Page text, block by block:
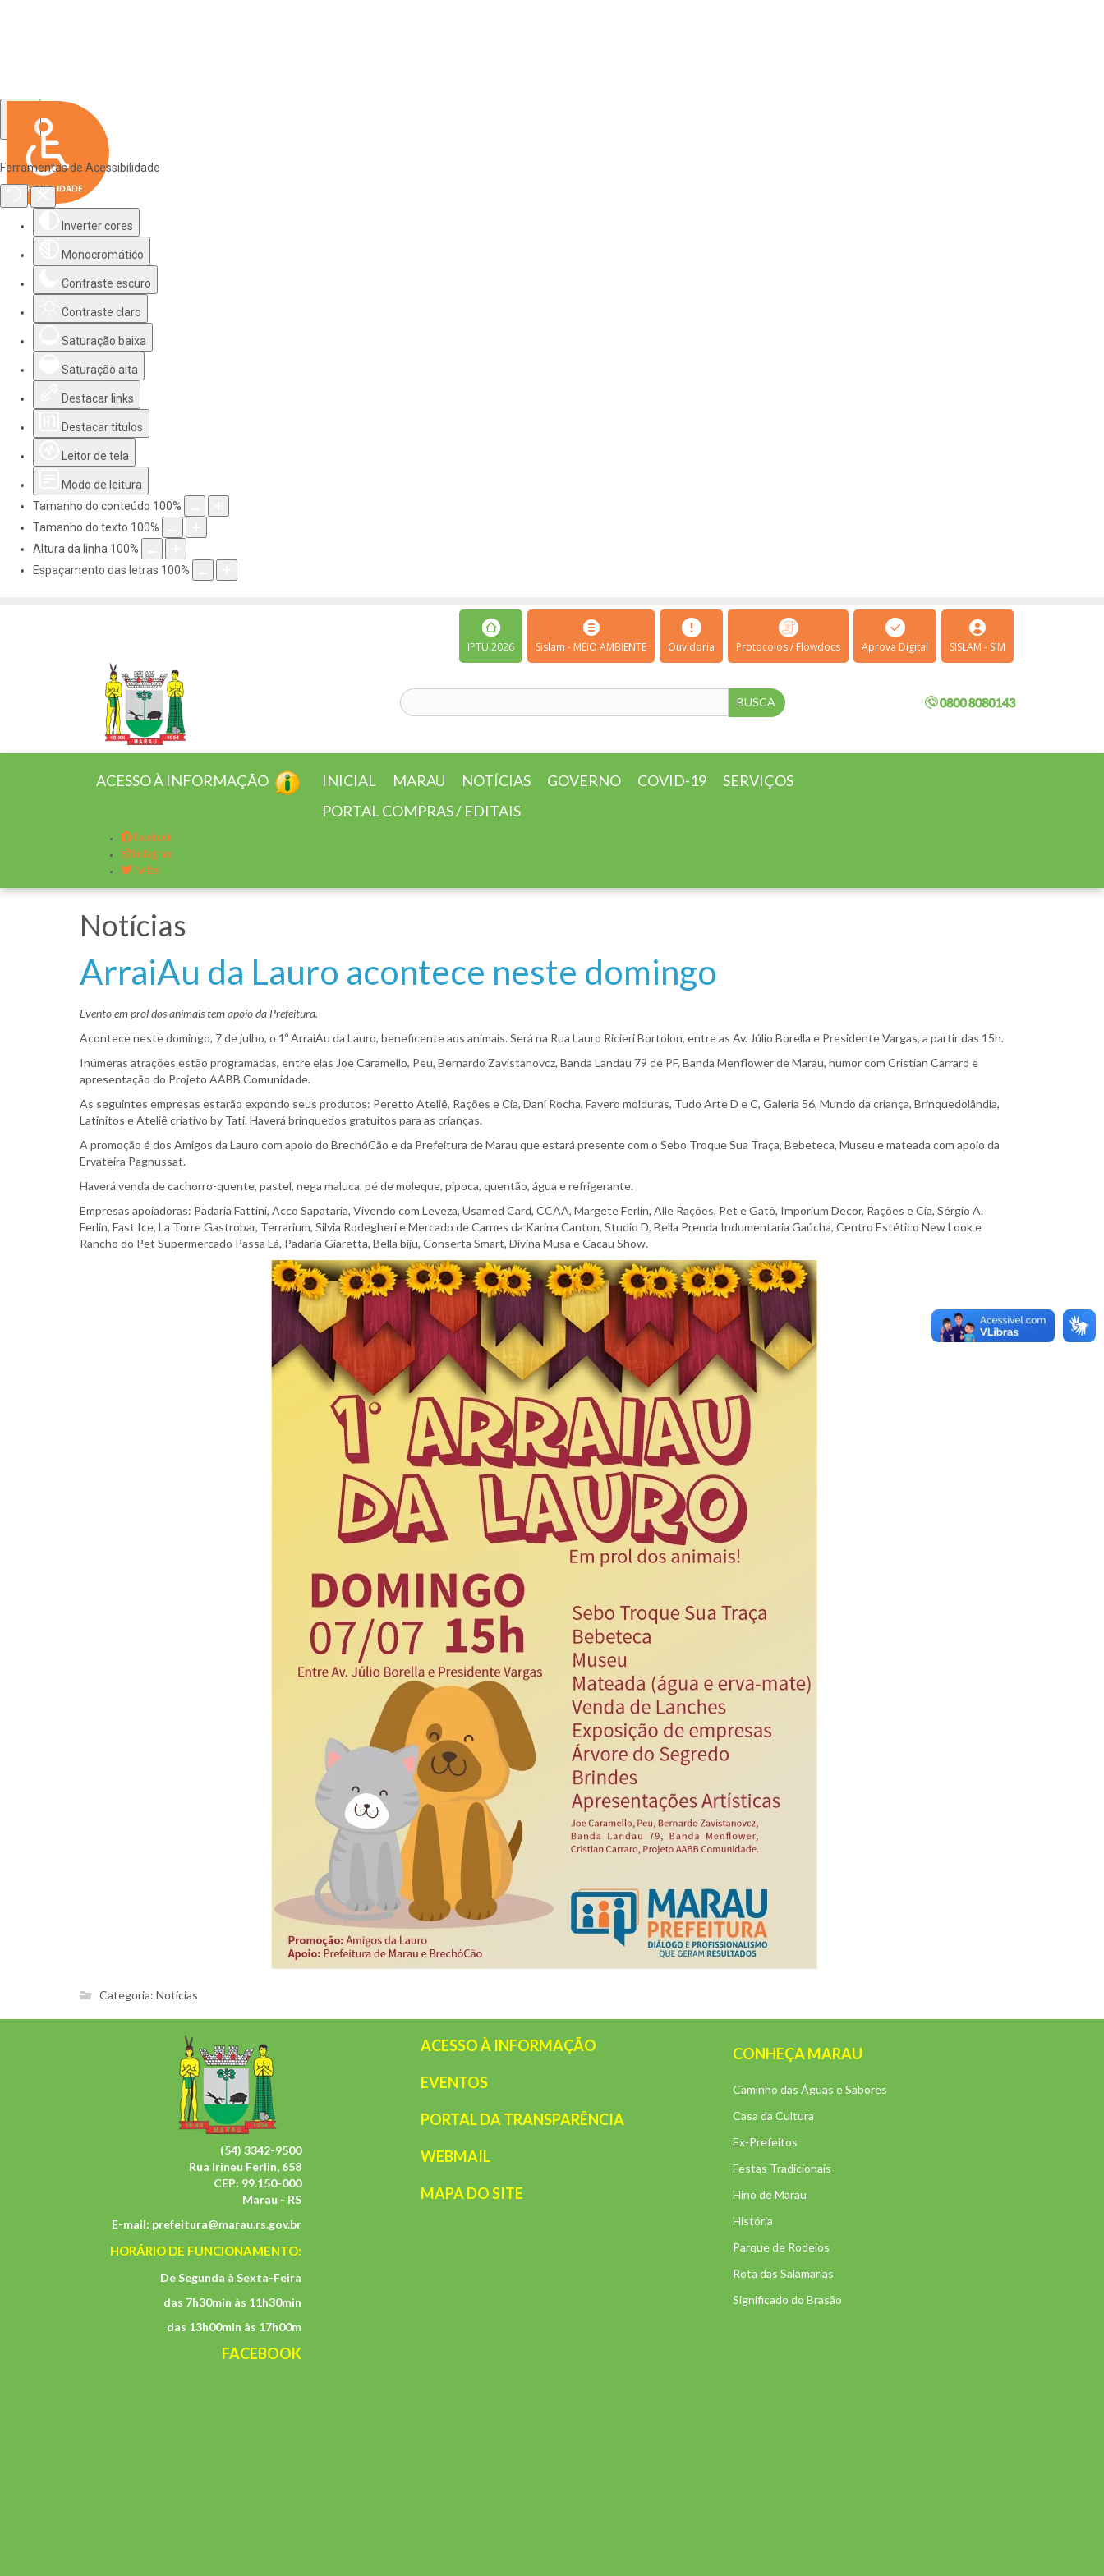
Ferramentas de Acessibilidade
Inverter cores
Monocromático
Contraste escuro
Contraste claro
Saturação baixa
Saturação alta
Destacar links
Destacar títulos
Leitor de tela
Modo de leitura
Tamanho do conteúdo 100%
Tamanho do texto 100%
Altura da linha 100%
Espaçamento das letras 100%
IPTU 2026 Sislam - MEIO AMBIENTE Ouvidoria Protocolos / Flowdocs Aprova Digital SISLAM - SIM
ACESSO À INFORMAÇÃO INICIAL MARAU NOTÍCIAS GOVERNO COVID-19
SERVIÇOS
PORTAL COMPRAS / EDITAIS
Facebook
Instagram
Twitter
Notícias
ArraiAu da Lauro acontece neste domingo
Evento em prol dos animais tem apoio da Prefeitura.
Acontece neste domingo, 7 de julho, o 1º ArraiAu da Lauro, beneficente aos animais. Será na Rua Lauro Ricieri Bortolon, entre as Av. Júlio Borella e Presidente Vargas, a partir das 15h.
Inúmeras atrações estão programadas, entre elas Joe Caramello, Peu, Bernardo Zavistanovcz, Banda Landau 79 de PF, Banda Menflower de Marau, humor com Cristian Carraro e
apresentação do Projeto AABB Comunidade.
As seguintes empresas estarão expondo seus produtos: Peretto Ateliê, Rações e Cia, Dani Rocha, Favero molduras, Tudo Arte D e C, Galeria 56, Mundo da criança, Brinquedolândia,
Latinitos e Ateliê criativo by Tati. Haverá brinquedos gratuitos para as crianças.
A promoção é dos Amigos da Lauro com apoio do BrechóCão e da Prefeitura de Marau que estará presente com o Sebo Troque Sua Traça, Bebeteca, Museu e mateada com apoio da
Ervateira Pagnussat.
Haverá venda de cachorro-quente, pastel, nega maluca, pé de moleque, pipoca, quentão, água e refrigerante.
Empresas apoiadoras: Padaria Fattini, Acco Sapataria, Vivendo com Leveza, Usamed Card, CCAA, Margete Ferlin, Alle Rações, Pet e Gatô, Imporium Decor, Rações e Cia, Sérgio A.
Ferlin, Fast Ice, La Torre Gastrobar, Terrarium, Silvia Rodegheri e Mercado de Carnes da Karina Canton, Studio D, Bella Prenda Indumentaria Gaúcha, Centro Estético New Look e
Rancho do Pet Supermercado Passa Lá, Padaria Giaretta, Bella biju, Conserta Smart, Divina Musa e Cacau Show.
Categoria: Notícias
(54) 3342-9500
Rua Irineu Ferlin, 658
CEP: 99.150-000
Marau - RS
E-mail: prefeitura@marau.rs.gov.br
HORÁRIO DE FUNCIONAMENTO:
De Segunda à Sexta-Feira
das 7h30min às 11h30min
das 13h00min às 17h00m
FACEBOOK
ACESSO À INFORMAÇÃO
EVENTOS
PORTAL DA TRANSPARÊNCIA
WEBMAIL
MAPA DO SITE
CONHEÇA MARAU
Caminho das Águas e Sabores
Casa da Cultura
Ex-Prefeitos
Festas Tradicionais
Hino de Marau
História
Parque de Rodeios
Rota das Salamarias
Significado do Brasão